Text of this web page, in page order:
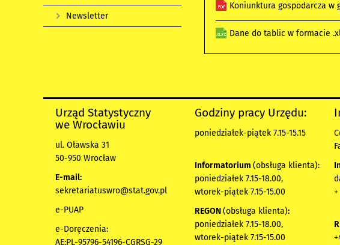
Koniunktura gospodarcza w
Dane do tablic w formacie
Newsletter
Urząd Statystyczny
we Wrocławiu
ul. Oławska 31
50-950 Wrocław
E-mail:
sekretariatuswro@stat.gov.pl
e-PUAP
e-Doręczenia:
AE:PL-95796-54196-CGRSG-29
Godziny pracy Urzędu:
poniedziałek-piątek 7.15-15.15
Informatorium (obsługa klienta):
poniedziałek 7.15-18.00,
wtorek-piątek 7.15-15.00
REGON(obsługa klienta):
poniedziałek 7.15-18.00,
wtorek-piątek 7.15-15.00
+